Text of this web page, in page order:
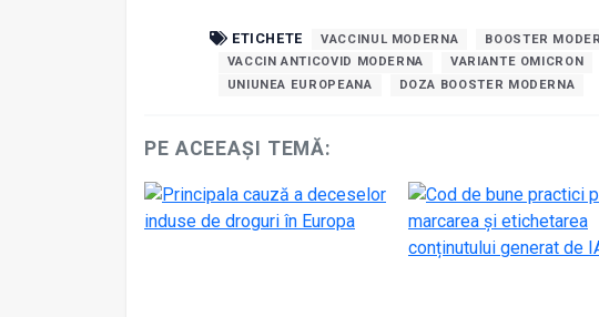
ETICHETE VACCINUL MODERNA BOOSTER
VACCIN ANTICOVID MODERNA
VARIANTE OMICRON
UNIUNEA EUROPEANA
DOZA BOOSTER MODERNA
PE ACEEAȘI TEMĂ: